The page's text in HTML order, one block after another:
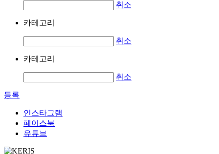
취소
카테고리
취소
카테고리
취소
등록
인스타그램
페이스북
유튜브